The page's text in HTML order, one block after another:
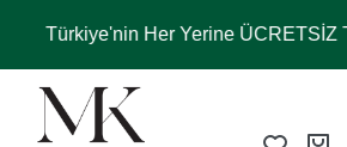
Türkiye'nin Her Yerine ÜCRETSİZ